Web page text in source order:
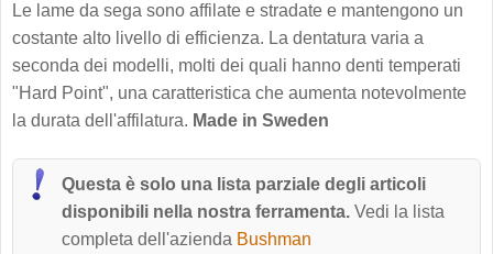
Le lame da sega sono affilate e stradate e mantengono un
costante alto livello di efficienza. La dentatura varia a
seconda dei modelli, molti dei quali hanno denti temperati
"Hard Point", una caratteristica che aumenta notevolmente
la durata dell'affilatura. Made in Sweden
Questa è solo una lista parziale degli articoli
disponibili nella nostra ferramenta. Vedi la lista
completa dell'azienda Bushman